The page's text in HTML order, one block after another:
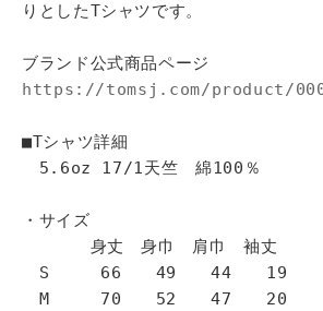
りとしたTシャツです。
ブランド公式商品ページ
https://tomsj.com/product/
■Tシャツ詳細
5.6oz 17/1天竺 綿100％
・サイズ
身丈 身巾 肩巾 袖丈
S 66 49 44 19
M 70 52 47 20